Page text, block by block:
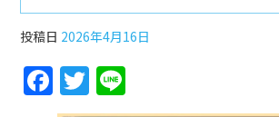
投稿日 2026年4月16日
F T